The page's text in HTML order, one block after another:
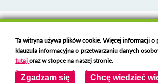
Deklaracja dostępności
Polski serwer RBLhttps://polspam.pl/
Copyright 2023 Urząd Miejski w Opolu
Created byVOBACOM Odnośnik otworzy się w
Ta witryna używa plików cookie. Więcej informacji o
klauzula informacyjna o przetwarzaniu danych
tutajoraz w stopce na naszej stronie.
Zgadzam się Chcę wiedzieć